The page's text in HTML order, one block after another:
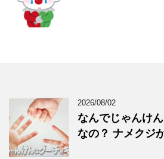
2026/08/02
なんでじゃんけ
なの？ ナメクジ